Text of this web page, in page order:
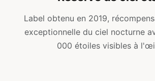
Label obtenu en 2019,
exceptionnelle du ciel nocturne
000 étoiles visibles à